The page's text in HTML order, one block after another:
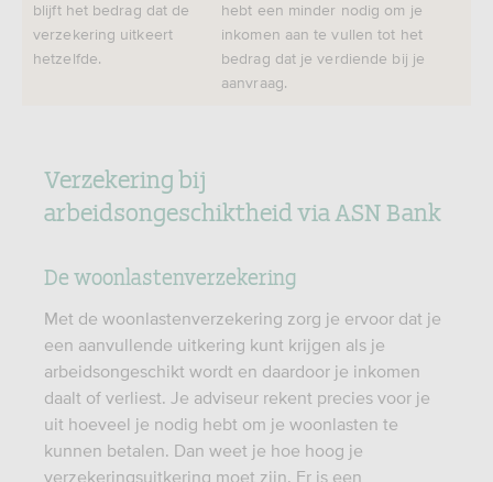
blijft het bedrag dat de
verzekering uitkeert
hetzelfde.
hebt een minder nodig om je
inkomen aan te vullen tot het
bedrag dat je verdiende bij je
aanvraag.
Verzekering bij
arbeidsongeschiktheid via ASN Bank
De woonlastenverzekering
Met de woonlastenverzekering zorg je ervoor dat je
een aanvullende uitkering kunt krijgen als je
arbeidsongeschikt wordt en daardoor je inkomen
daalt of verliest. Je adviseur rekent precies voor je
uit hoeveel je nodig hebt om je woonlasten te
kunnen betalen. Dan weet je hoe hoog je
verzekeringsuitkering moet zijn. Er is een